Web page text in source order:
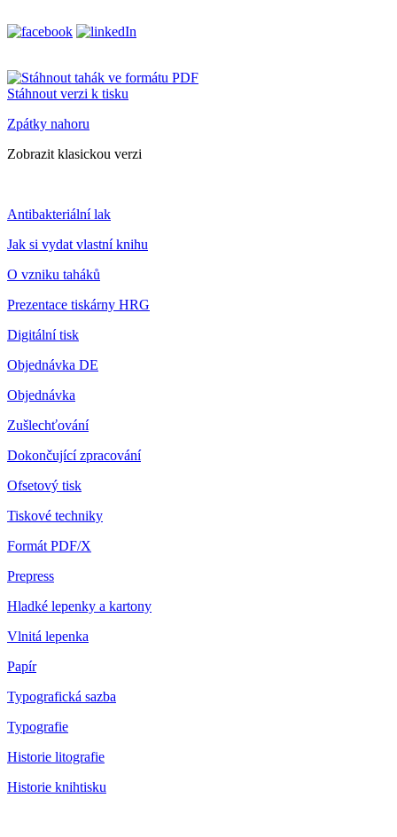
Stáhnout verzi k tisku
Zpátky nahoru
Zobrazit klasickou verzi
Antibakteriální lak
Jak si vydat vlastní knihu
O vzniku taháků
Prezentace tiskárny HRG
Digitální tisk
Objednávka DE
Objednávka
Zušlechťování
Dokončující zpracování
Ofsetový tisk
Tiskové techniky
Formát PDF/X
Prepress
Hladké lepenky a kartony
Vlnitá lepenka
Papír
Typografická sazba
Typografie
Historie litografie
Historie knihtisku